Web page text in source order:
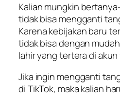
Kalian mungkin
tidak bisa mengganti
Karena kebijakan baru
tidak bisa dengan
lahir yang tertera di
Jika ingin mengganti
di TikTok, maka kalian